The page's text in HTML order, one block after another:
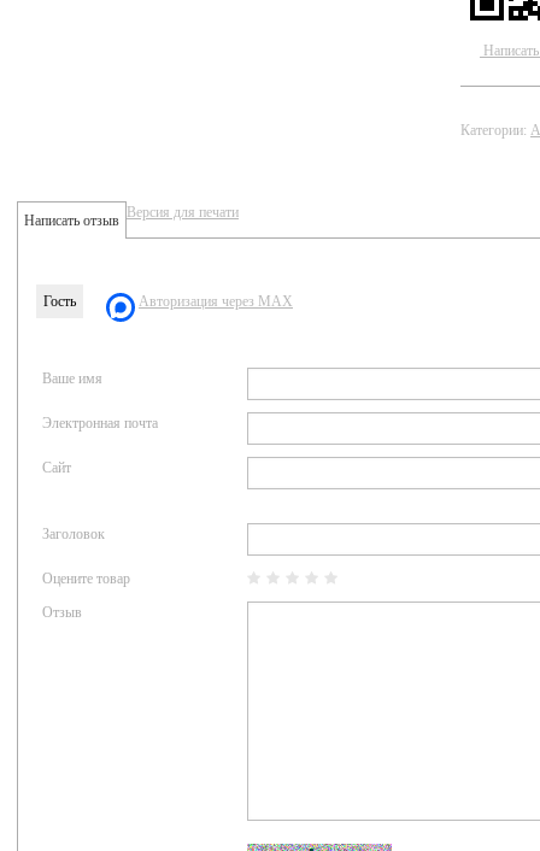
Категории:
Написать отзыв Версия для печати
Гость Авторизация через MAX
Ваше имя
Электронная почта
Сайт
Заголовок
Оцените товар
Отзыв